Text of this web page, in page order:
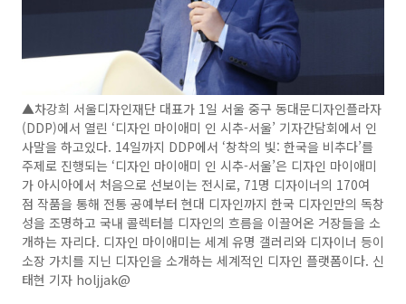
▲차강희 서울디자인재단 대표가 1일 서울 중구 동대문디자인플라자
(DDP)에서 열린 ‘디자인 마이애미 인 시추-서울’ 기자간담회에서 인
사말을 하고있다. 14일까지 DDP에서 ‘창착의 빛: 한국을 비추다’를
주제로 진행되는 ‘디자인 마이애미 인 시추-서울’은 디자인 마이애미
가 아시아에서 처음으로 선보이는 전시로, 71명 디자이너의 170여
점 작품을 통해 전통 공예부터 현대 디자인까지 한국 디자인만의 독창
성을 조명하고 국내 콜렉터블 디자인의 흐름을 이끌어온 거장들을 소
개하는 자리다. 디자인 마이애미는 세계 유명 갤러리와 디자이너 등이
소장 가치를 지닌 디자인을 소개하는 세계적인 디자인 플랫폼이다. 신
태현 기자 holjjak@